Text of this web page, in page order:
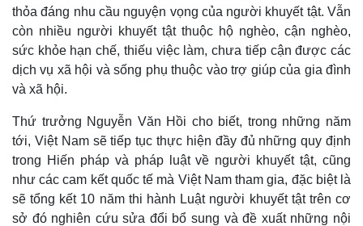
thỏa đáng nhu cầu nguyện vọng của người khuyết tật. Vẫn
còn nhiều người khuyết tật thuộc hộ nghèo, cận nghèo,
sức khỏe hạn chế, thiếu việc làm, chưa tiếp cận được các
dịch vụ xã hội và sống phụ thuộc vào trợ giúp của gia đình
và xã hội.
Thứ trưởng Nguyễn Văn Hồi cho biết, trong những năm
tới, Việt Nam sẽ tiếp tục thực hiện đầy đủ những quy định
trong Hiến pháp và pháp luật về người khuyết tật, cũng
như các cam kết quốc tế mà Việt Nam tham gia, đặc biệt là
sẽ tổng kết 10 năm thi hành Luật người khuyết tật trên cơ
sở đó nghiên cứu sửa đổi bổ sung và đề xuất những nội